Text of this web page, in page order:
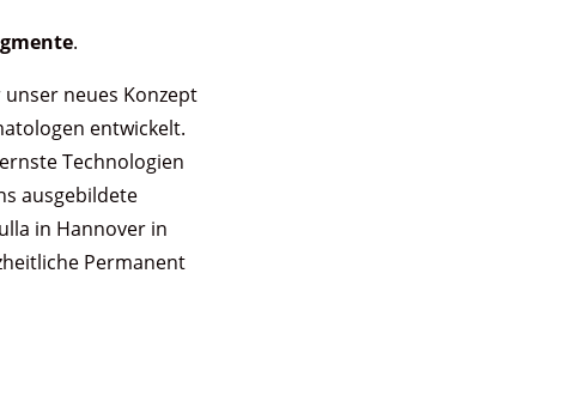
.
neues Konzept
entwickelt.
Technologien
ausgebildete
in Hannover in
Permanent